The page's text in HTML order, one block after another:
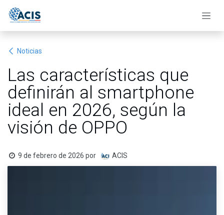
Noticias
Las características que
definirán al smartphone
ideal en 2026, según la
visión de OPPO
9 de febrero de 2026 por ACIS